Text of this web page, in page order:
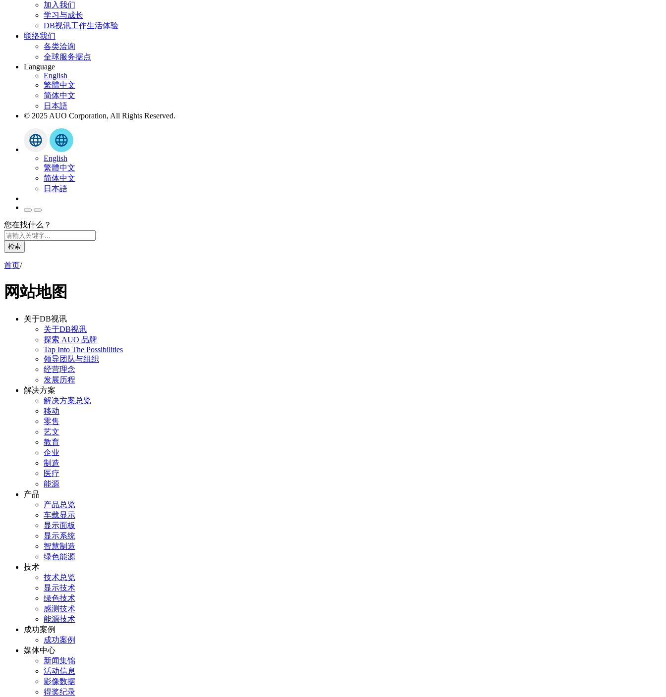
加入我们
学习与成长
DB视讯工作生活体验
联络我们
各类洽询
全球服务据点
Language
English
繁體中文
简体中文
日本語
© 2025 AUO Corporation, All Rights Reserved.
English
繁體中文
简体中文
日本語
您在找什么？
检索
首页/
网站地图
关于DB视讯
关于DB视讯
探索 AUO 品牌
Tap Into The Possibilities
领导团队与组织
经营理念
发展历程
解决方案
解决方案总览
移动
零售
艺文
教育
企业
制造
医疗
能源
产品
产品总览
车载显示
显示面板
显示系统
智慧制造
绿色能源
技术
技术总览
显示技术
绿色技术
感测技术
能源技术
成功案例
成功案例
媒体中心
新闻集锦
活动信息
影像数据
得奖纪录